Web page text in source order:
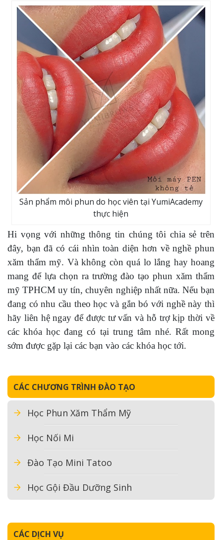
Sản phẩm môi phun do học viên tại YumiAcademy
thực hiện
Hi vọng với những thông tin chúng tôi chia sẻ trên
đây, bạn đã có cái nhìn toàn diện hơn về nghề phun
xăm thẩm mỹ. Và không còn quá lo lắng hay hoang
mang để lựa chọn ra trường đào tạo phun xăm thẩm
mỹ TPHCM uy tín, chuyên nghiệp nhất nữa. Nếu bạn
đang có nhu cầu theo học và gắn bó với nghề này thì
hãy liên hệ ngay để được tư vấn và hỗ trợ kịp thời về
các khóa học đang có tại trung tâm nhé. Rất mong
sớm được gặp lại các bạn vào các khóa học tới.
CÁC CHƯƠNG TRÌNH ĐÀO TẠO
Học Phun Xăm Thẩm Mỹ
Học Nối Mi
Đào Tạo Mini Tatoo
Học Gội Đầu Dưỡng Sinh
CÁC DỊCH VỤ